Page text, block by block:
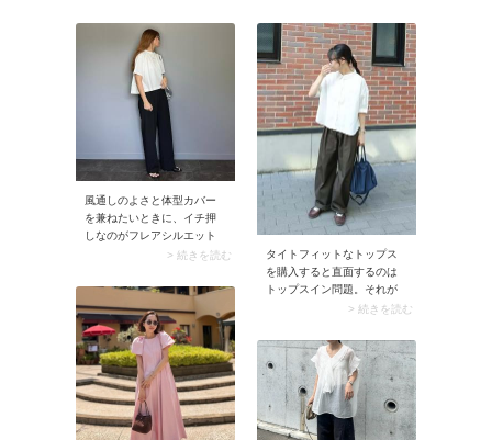
りげないアクセントになっ
てくれます。今までベルト
をあまり使わなかったよう
な初心者さんでも取り入れ
やすい着こなしバランスで
すよ。スナップでは、ベー
ジュパンツに同色のベルト
をON。よく見るとベルトで
引き締めている、そんな洗
練感のあるカジュアルコー
デが完成！
う印象に。アクセサリーを
替えるといっそう効果的で
すよ。
風通しのよさと体型カバー
を兼ねたいときに、イチ押
しなのがフレアシルエット
の半袖シャツブラウス。ふ
入り込み、清涼感たっぷり
な装いに。フレアデザイン
は裾を出して着るため、気
になるウエストまわりも目
立ちませんよ。
> 続きを読む
タイトフィットなトップス
を購入すると直面するのは
トップスイン問題。それが
原因で朝のボトム選びに時
せんか？そんな方におすす
めなのが、裾出しがきれい
に見えるトップス。例えば
ボックスシルエットのプレ
ーンな白シャツは最適。タ
ックワイドパンツとシンプ
> 続きを読む